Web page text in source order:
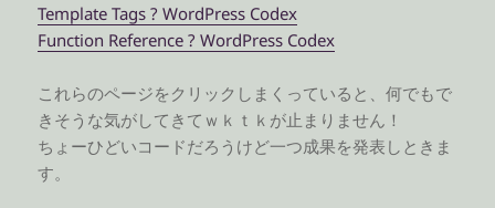
Template Tags ? WordPress Codex
Function Reference ? WordPress Codex
これらのページをクリックしまくっていると、何でもで
きそうな気がしてきてｗｋｔｋが止まりません！
ちょーひどいコードだろうけど一つ成果を発表しときま
す。